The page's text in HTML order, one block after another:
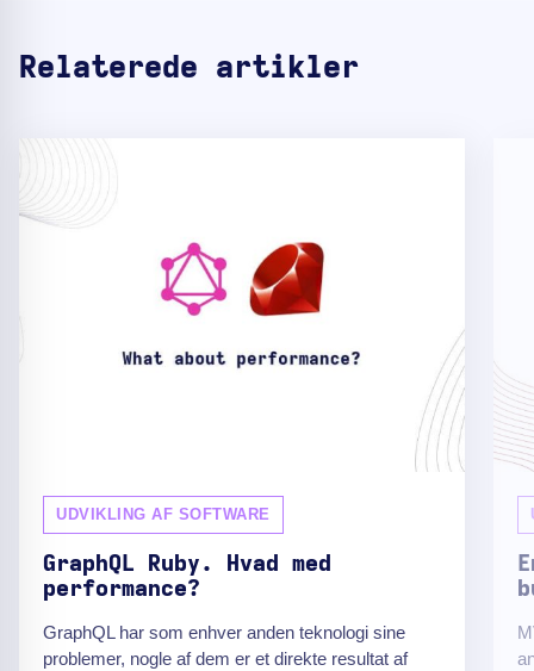
Relaterede artikler
UDVIKLING AF SOFTWARE
GraphQL Ruby. Hvad med
performance?
GraphQL har som enhver anden teknologi sine
problemer, nogle af dem er et direkte resultat af